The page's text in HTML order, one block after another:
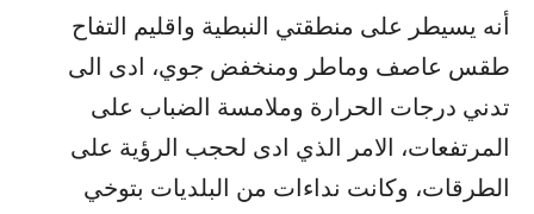
أنه يسيطر على منطقتي النبطية واقليم التفاح
طقس عاصف وماطر ومنخفض جوي، ادى الى
تدني درجات الحرارة وملامسة الضباب على
المرتفعات، الامر الذي ادى لحجب الرؤية على
الطرقات، وكانت نداءات من البلديات بتوخي